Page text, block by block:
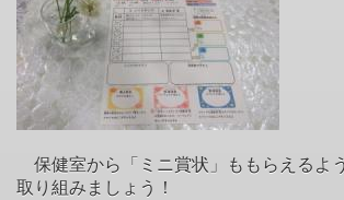
保健室から「ミニ賞状」ももらえるよ
取り組みましょう！